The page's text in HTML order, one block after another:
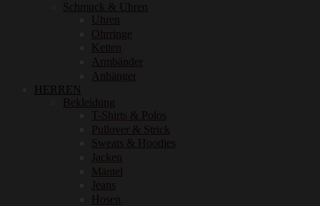
Schmuck & Uhren
Uhren
Ohrringe
Ketten
Armbänder
Anhänger
HERREN
Bekleidung
T-Shirts & Polos
Pullover & Strick
Sweats & Hoodies
Jacken
Mäntel
Jeans
Hosen